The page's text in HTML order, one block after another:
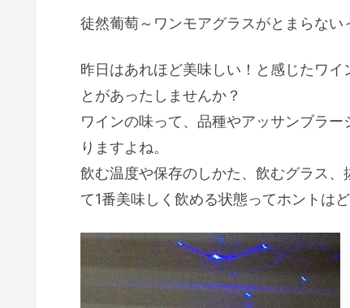
徒然葡萄～ワンモアグラスがとまらな
昨日はあれほど美味しい！と感じたワ
とがあったしませんか？
ワインの味って、品種やアッサンブラ
りますよね。
飲む温度や保存のしかた、飲むグラス
て1番美味しく飲める状態ってホントは